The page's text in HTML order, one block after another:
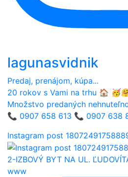
lagunasvidnik
Predaj, prenájom, kúpa...
20 rokov s Vami na trhu 🏠
Množstvo predaných
📞 0907 658 613 📞 0907 638
Instagram post
2-IZBOVÝ BYT NA UL.
www